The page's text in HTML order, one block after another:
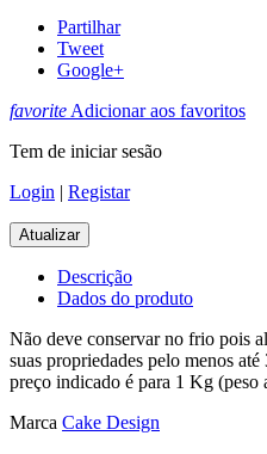
Partilhar
Tweet
Google+
favorite Adicionar aos favoritos
Tem de iniciar sesão
Login | Registar
Descrição
Dados do produto
Não deve conservar no frio pois
suas propriedades pelo menos
preço indicado é para 1 Kg
Marca Cake Design